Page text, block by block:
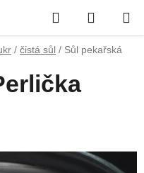
Hledat
KOŠÍK
/ čistá sůl / Sůl pekařská